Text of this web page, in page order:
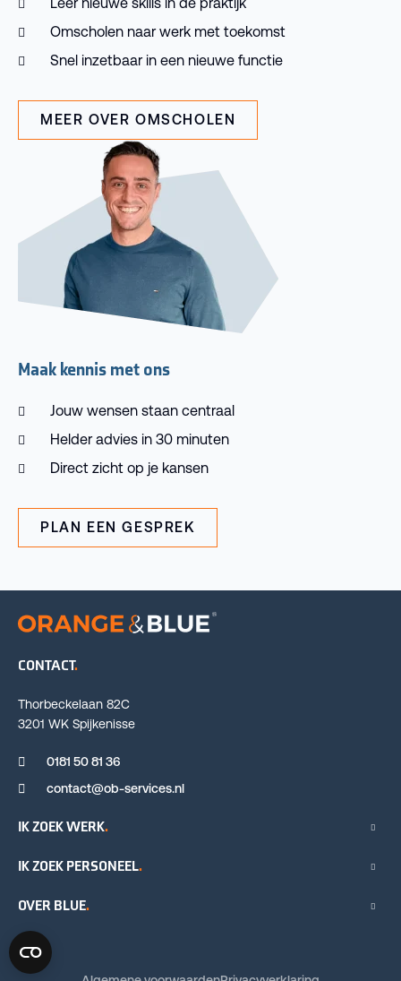
Omscholen naar werk met toekomst
Snel inzetbaar in een nieuwe functie
MEER OVER OMSCHOLEN
Maak kennis met ons
Jouw wensen staan centraal
Helder advies in 30 minuten
Direct zicht op je kansen
PLAN EEN GESPREK
CONTACT
Thorbeckelaan 82C
3201 WK Spijkenisse
0181 50 81 36
contact@ob-services.nl
IK ZOEK WERK
IK ZOEK PERSONEEL
OVER BLUE